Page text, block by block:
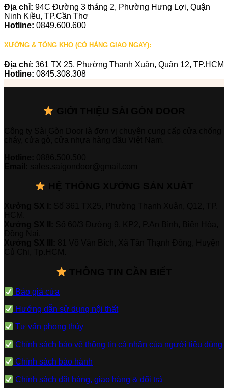
Địa chỉ: 94C Đường 3 tháng 2, Phường Hưng Lợi, Quận
Ninh Kiều, TP.Cần Thơ
Hotline: 0849.600.600
XƯỞNG & TỔNG KHO (CÓ HÀNG GIAO NGAY):
Địa chỉ: 361 TX 25, Phường Thạnh Xuân, Quận 12, TP.HCM
Hotline: 0845.308.308
Báo giá cửa
Hướng dẫn sử dụng nội thất
Tư vấn phong thủy
Chính sách bảo vệ thông tin cá nhân của người tiêu dùng
Chính sách bảo hành
Chính sách đặt hàng, giao hàng & đổi trả